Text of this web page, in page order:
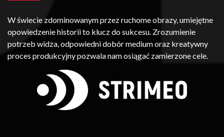
W świecie zdominowanym przez ruchome obrazy, umiejętne
opowiedzenie historii to klucz do sukcesu. Zrozumienie
potrzeb widza, odpowiedni dobór medium oraz kreatywny
proces produkcyjny pozwala nam osiągać zamierzone cele.